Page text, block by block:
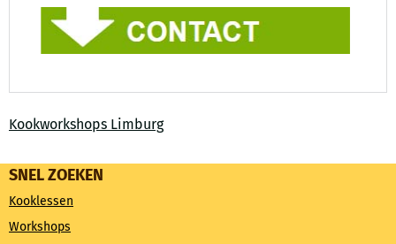
Kookworkshops Limburg
SNEL ZOEKEN
Kooklessen
Workshops